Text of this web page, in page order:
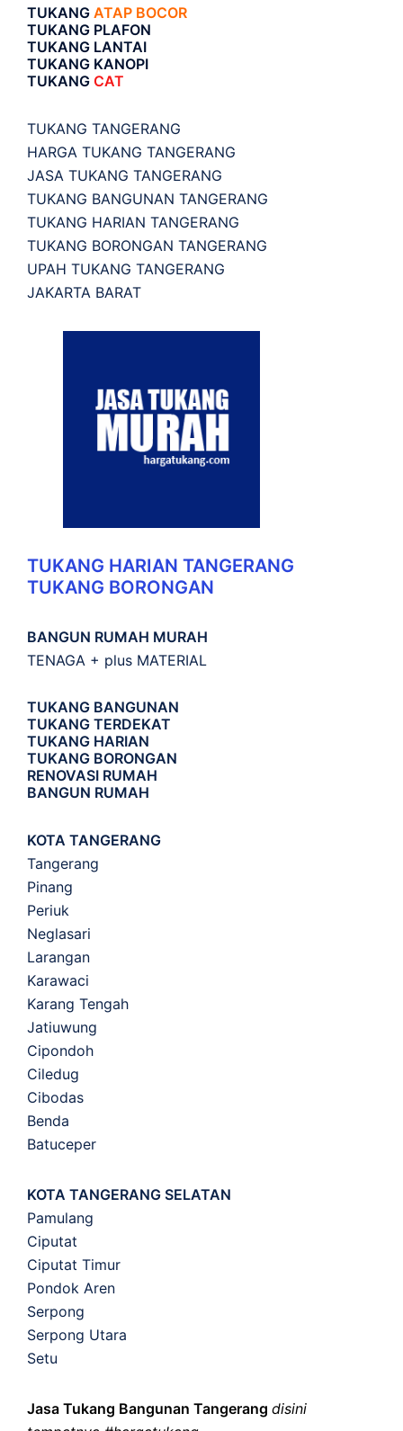
TUKANG ATAP BOCOR
TUKANG PLAFON
TUKANG LANTAI
TUKANG KANOPI
TUKANG CAT
TUKANG TANGERANG
HARGA TUKANG TANGERANG
JASA TUKANG TANGERANG
TUKANG BANGUNAN TANGERANG
TUKANG HARIAN TANGERANG
TUKANG BORONGAN TANGERANG
UPAH TUKANG TANGERANG
JAKARTA BARAT
TUKANG HARIAN TANGERANG
TUKANG BORONGAN
BANGUN RUMAH MURAH
TENAGA + plus MATERIAL
TUKANG BANGUNAN
TUKANG TERDEKAT
TUKANG HARIAN
TUKANG BORONGAN
RENOVASI RUMAH
BANGUN RUMAH
KOTA TANGERANG
Tangerang
Pinang
Periuk
Neglasari
Larangan
Karawaci
Karang Tengah
Jatiuwung
Cipondoh
Ciledug
Cibodas
Benda
Batuceper
KOTA TANGERANG SELATAN
Pamulang
Ciputat
Ciputat Timur
Pondok Aren
Serpong
Serpong Utara
Setu
Jasa Tukang Bangunan Tangerang disini